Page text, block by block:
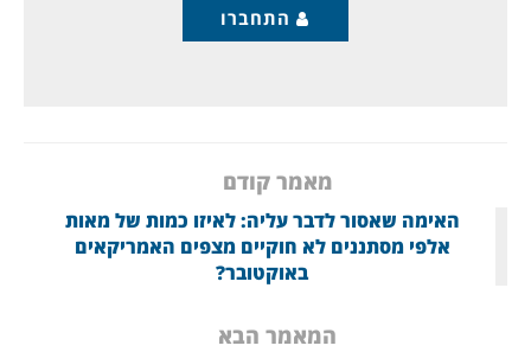
התחברו
מאמר קודם
האימה שאסור לדבר עליה: לאיזו כמות של מאות
אלפי מסתננים לא חוקיים מצפים האמריקאים
באוקטובר?
המאמר הבא